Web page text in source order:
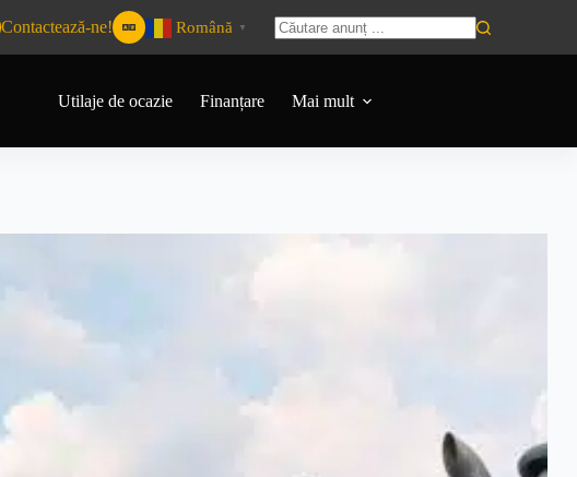
Contactează-ne! Română ▼
Utilaje de ocazie Finanțare Mai mult